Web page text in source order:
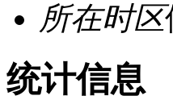
所在时区
统计信息